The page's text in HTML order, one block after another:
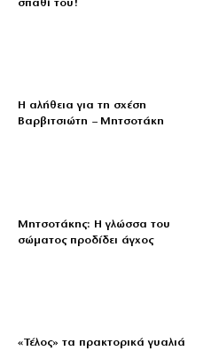
σπαθί του!
Η αλήθεια για τη σχέση
Βαρβιτσιώτη – Μητσοτάκη
Μητσοτάκης: Η γλώσσα του
σώματος προδίδει άγχος
«Τέλος» τα πρακτορικά γυαλιά